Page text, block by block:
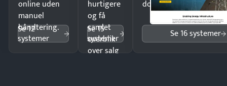
online uden
manuel
håndtering.
Se 12
systemer
hurtigere
og få
samlet
overblik
over salg
Se 15
systemer
dokumenter.
Se 16 systemer